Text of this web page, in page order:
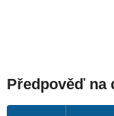
Předpověď na